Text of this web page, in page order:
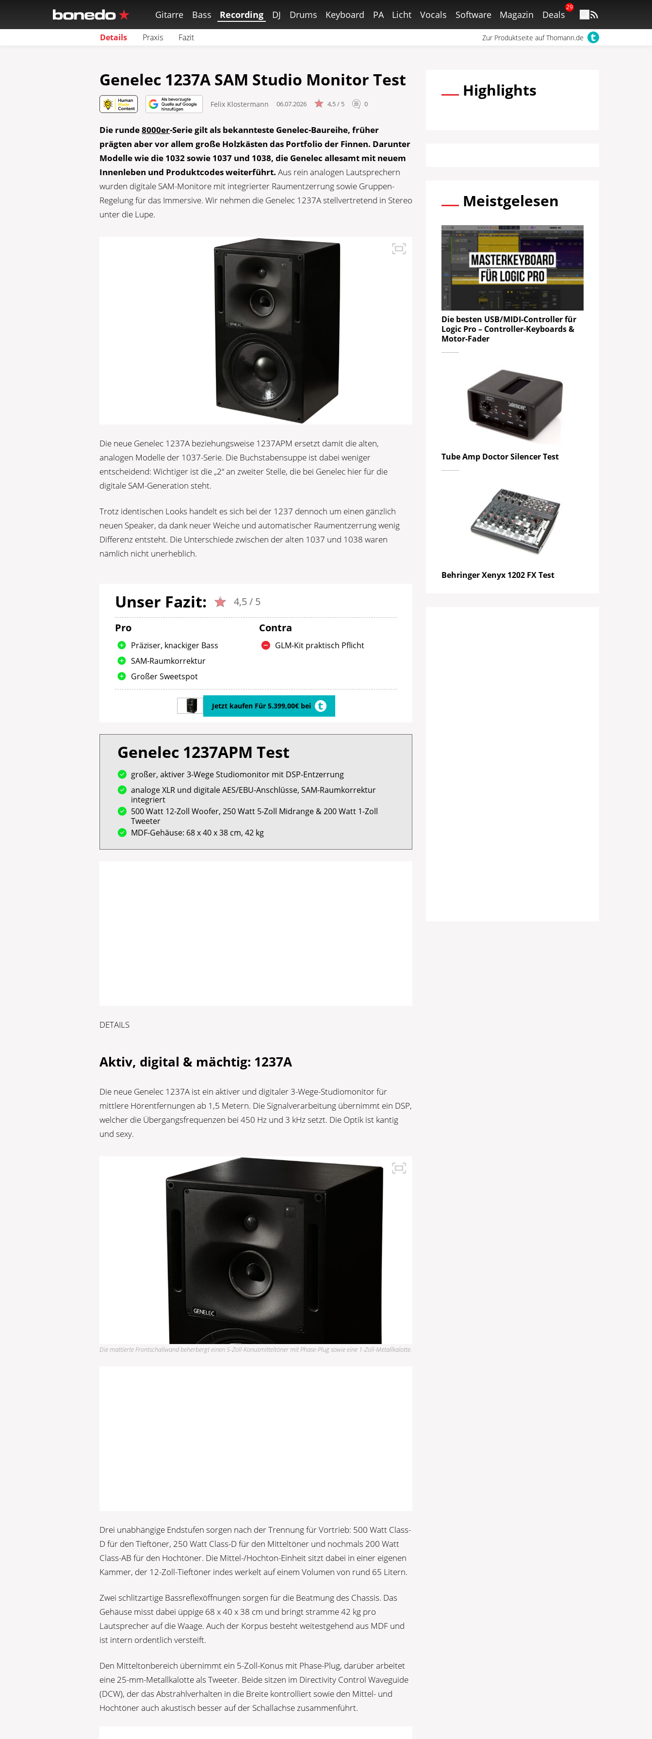
Gitarre Bass Recording DJ Drums Keyboard PA Licht Vocals Software Magazin Deals
29
Details Praxis Fazit Zur Produktseite auf Thomann.de
Genelec 1237A SAM Studio Monitor Test
Felix Klostermann 06.07.2026 4,5 / 5 0
Die runde8000er-Serie gilt als bekannteste Genelec-Baureihe, früher
prägten aber vor allem große Holzkästen das Portfolio der Finnen. Darunter
Modelle wie die 1032 sowie 1037 und 1038, die Genelec allesamt mit neuem
Innenleben und Produktcodes weiterführt.Aus rein analogen Lautsprechern
wurden digitale SAM-Monitore mit integrierter Raumentzerrung sowie Gruppen-
Regelung für das Immersive. Wir nehmen die Genelec 1237A stellvertretend in Stereo
unter die Lupe.
Die neue Genelec 1237A beziehungsweise 1237APM ersetzt damit die alten,
analogen Modelle der 1037-Serie. Die Buchstabensuppe ist dabei weniger
entscheidend: Wichtiger ist die „2“ an zweiter Stelle, die bei Genelec hier für die
digitale SAM-Generation steht.
Trotz identischen Looks handelt es sich bei der 1237 dennoch um einen gänzlich
neuen Speaker, da dank neuer Weiche und automatischer Raumentzerrung wenig
Differenz entsteht. Die Unterschiede zwischen der alten 1037 und 1038 waren
nämlich nicht unerheblich.
Unser Fazit:
4,5 / 5
Pro
Präziser, knackiger Bass
SAM-Raumkorrektur
Großer Sweetspot
Contra
GLM-Kit praktisch Pflicht
Jetzt kaufen Für 5.399,00€ bei
Genelec 1237APM Test
großer, aktiver 3-Wege Studiomonitor mit DSP-Entzerrung
analoge XLR und digitale AES/EBU-Anschlüsse, SAM-Raumkorrektur
integriert
500 Watt 12-Zoll Woofer, 250 Watt 5-Zoll Midrange & 200 Watt 1-Zoll
Tweeter
MDF-Gehäuse: 68 x 40 x 38 cm, 42 kg
DETAILS
Aktiv, digital & mächtig: 1237A
Die neue Genelec 1237A ist ein aktiver und digitaler 3-Wege-Studiomonitor für
mittlere Hörentfernungen ab 1,5 Metern. Die Signalverarbeitung übernimmt ein DSP,
welcher die Übergangsfrequenzen bei 450 Hz und 3 kHz setzt. Die Optik ist kantig
und sexy.
Die mattierte Frontschallwand beherbergt einen 5-Zoll-Konusmitteltöner mit Phase-Plug sowie eine 1-Zoll-Metallkalotte.
Drei unabhängige Endstufen sorgen nach der Trennung für Vortrieb: 500 Watt Class-
D für den Tieftöner, 250 Watt Class-D für den Mitteltöner und nochmals 200 Watt
Class-AB für den Hochtöner. Die Mittel-/Hochton-Einheit sitzt dabei in einer eigenen
Kammer, der 12-Zoll-Tieftöner indes werkelt auf einem Volumen von rund 65 Litern.
Zwei schlitzartige Bassreflexöffnungen sorgen für die Beatmung des Chassis. Das
Gehäuse misst dabei üppige 68 x 40 x 38 cm und bringt stramme 42 kg pro
Lautsprecher auf die Waage. Auch der Korpus besteht weitestgehend aus MDF und
ist intern ordentlich versteift.
Den Mitteltonbereich übernimmt ein 5-Zoll-Konus mit Phase-Plug, darüber arbeitet
eine 25-mm-Metallkalotte als Tweeter. Beide sitzen im Directivity Control Waveguide
(DCW), der das Abstrahlverhalten in die Breite kontrolliert sowie den Mittel- und
Hochtöner auch akustisch besser auf der Schallachse zusammenführt.
Highlights
Meistgelesen
Die besten USB/MIDI-Controller für
Logic Pro – Controller-Keyboards &
Motor-Fader
Tube Amp Doctor Silencer Test
Behringer Xenyx 1202 FX Test